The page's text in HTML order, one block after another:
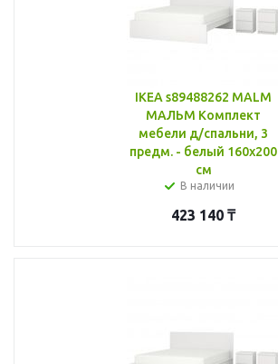
IKEA s89488262 MALM
МАЛЬМ Комплект
мебели д/спальни, 3
предм. - белый 160x200
см
В наличии
423 140 ₸